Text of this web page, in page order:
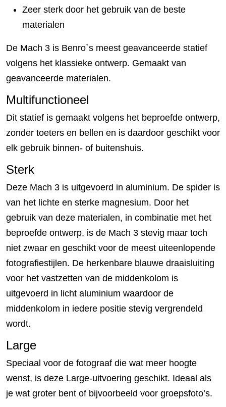
Zeer sterk door het gebruik van de beste
materialen
De Mach 3 is Benro`s meest geavanceerde statief
volgens het klassieke ontwerp. Gemaakt van
geavanceerde materialen.
Multifunctioneel
Dit statief is gemaakt volgens het beproefde ontwerp,
zonder toeters en bellen en is daardoor geschikt voor
elk gebruik binnen- of buitenshuis.
Sterk
Deze Mach 3 is uitgevoerd in aluminium. De spider is
van het lichte en sterke magnesium. Door het
gebruik van deze materialen, in combinatie met het
beproefde ontwerp, is de Mach 3 stevig maar toch
niet zwaar en geschikt voor de meest uiteenlopende
fotografiestijlen. De herkenbare blauwe draaisluiting
voor het vastzetten van de middenkolom is
uitgevoerd in licht aluminium waardoor de
middenkolom in iedere positie stevig vergrendeld
wordt.
Large
Speciaal voor de fotograaf die wat meer hoogte
wenst, is deze Large-uitvoering geschikt. Ideaal als
je wat groter bent of bijvoorbeeld voor groepsfoto’s.